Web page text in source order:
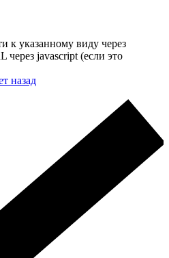
к указанному виду через
javascript (если это
назад